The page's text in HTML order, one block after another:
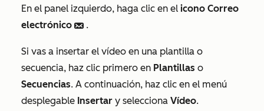
En el panel izquierdo, haga clic en el icono Correo
electrónico email .
Si vas a insertar el vídeo en una plantilla o
secuencia, haz clic primero en Plantillas o
Secuencias. A continuación, haz clic en el menú
desplegable Insertar y selecciona Vídeo.